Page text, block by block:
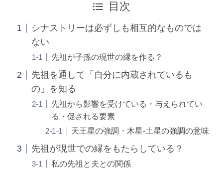
目次
シナストリーは必ずしも相互的なものでは
ない
先祖が子孫の現世の縁を作る？
先祖を通して「自分に内蔵されているも
の」を知る
先祖から影響を受けている・与えられてい
る・促される要素
天王星の強調・木星-土星の強調の意味
先祖が現世での縁をもたらしている？
私の先祖と夫との関係